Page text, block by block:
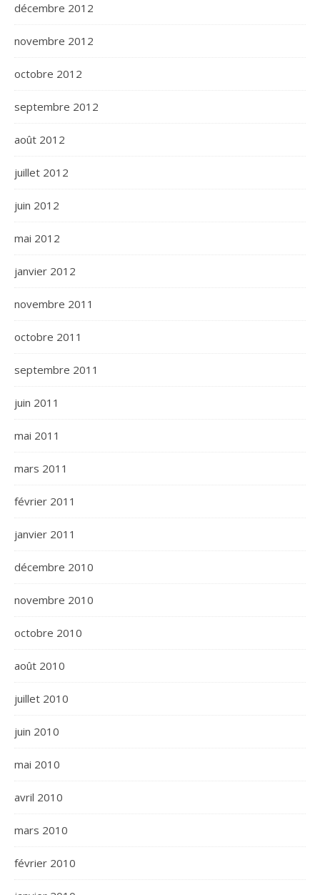
décembre 2012
novembre 2012
octobre 2012
septembre 2012
août 2012
juillet 2012
juin 2012
mai 2012
janvier 2012
novembre 2011
octobre 2011
septembre 2011
juin 2011
mai 2011
mars 2011
février 2011
janvier 2011
décembre 2010
novembre 2010
octobre 2010
août 2010
juillet 2010
juin 2010
mai 2010
avril 2010
mars 2010
février 2010